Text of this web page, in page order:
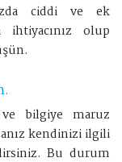
ciddi ve ek
ihtiyacınız olup
ve bilgiye maruz
kendinizi ilgili
Bu durum